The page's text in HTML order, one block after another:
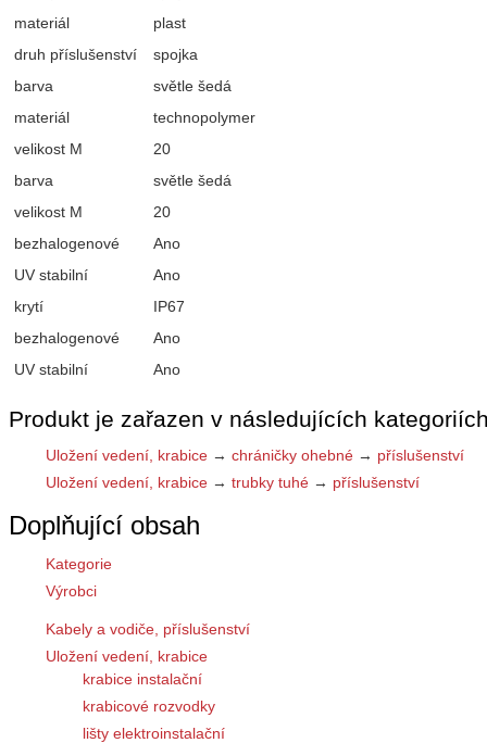
materiál
plast
druh příslušenství
spojka
barva
světle šedá
materiál
technopolymer
velikost M
20
barva
světle šedá
velikost M
20
bezhalogenové
Ano
UV stabilní
Ano
krytí
IP67
bezhalogenové
Ano
UV stabilní
Ano
Produkt je zařazen v následujících
Uložení vedení, krabice → chráničky ohebné → příslušenství
Uložení vedení, krabice → trubky tuhé → příslušenství
Doplňující obsah
Kategorie
Výrobci
Kabely a vodiče, příslušenství
Uložení vedení, krabice
krabice instalační
krabicové rozvodky
lišty elektroinstalační